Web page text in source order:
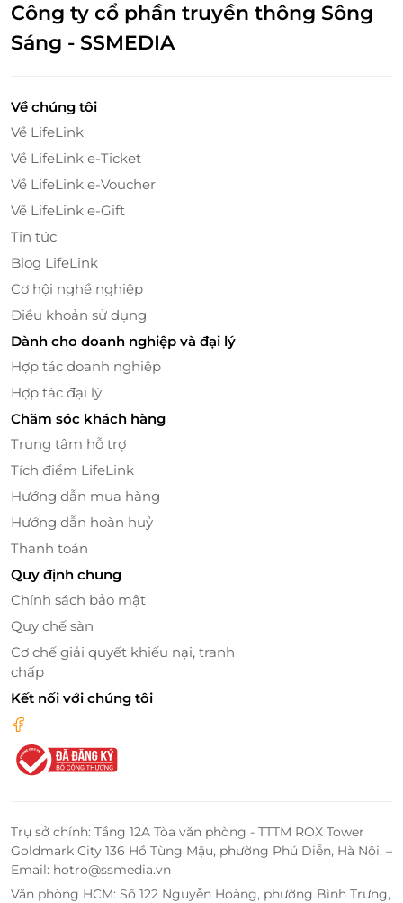
Chăm sóc mắt – Hồi sinh vẻ tươi trẻ cho đôi
mắt
giúp:
Giảm quầng thâm
Tăng độ đàn hồi cho vùng da quanh mắt
đầy sức sống, mang lại tổng thể gương mặt trẻ
trung hơn.
Không gian thư giãn, chuyên viên tận tâm –
chuẩn chỉ từng chi tiết
Face Wash Fox mang đến một không gian làm đẹp
tinh tế với cách bài trí tối giản, sạch sẽ và ấm cúng.
Tiêu chuẩn chăm sóc được đảm bảo với chuyên viên
kỹ thuật lành nghề. Mọi dụng cụ và khu vực thực
hiện liệu trình đều đảm bảo vệ sinh khắt khe, tạo sự
an tâm tuyệt đối cho khách hàng.
Công ty cổ phần truyền thông Sông
Sáng - SSMEDIA
Về chúng tôi
Về LifeLink
Về LifeLink e-Ticket
Về LifeLink e-Voucher
Về LifeLink e-Gift
Tin tức
Blog LifeLink
Cơ hội nghề nghiệp
Điều khoản sử dụng
Dành cho doanh nghiệp và đại lý
Hợp tác doanh nghiệp
Hợp tác đại lý
Chăm sóc khách hàng
Trung tâm hỗ trợ
Tích điểm LifeLink
Hướng dẫn mua hàng
Hướng dẫn hoàn huỷ
Thanh toán
Quy định chung
Chính sách bảo mật
Quy chế sàn
Cơ chế giải quyết khiếu nại, tranh
chấp
Kết nối với chúng tôi
Trụ sở chính: Tầng 12A Tòa văn phòng - TTTM ROX Tower
Goldmark City 136 Hồ Tùng Mậu, phường Phú Diễn, Hà Nội. –
Email: hotro@ssmedia.vn
Văn phòng HCM: Số 122 Nguyễn Hoàng, phường Bình Trưng,